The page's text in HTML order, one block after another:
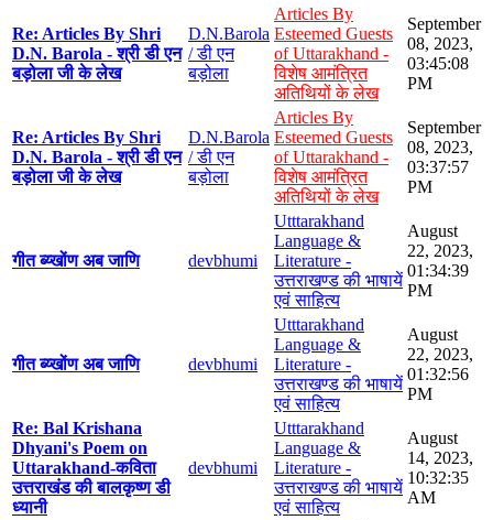
Re: Articles By Shri
D.N. Barola - श्री डी एन
बड़ोला जी के लेख
D.N.Barola
/ डी एन
बड़ोला
Articles By
Esteemed Guests
of Uttarakhand -
विशेष आमंत्रित
अतिथियों के लेख
September
08, 2023,
03:45:08
PM
Re: Articles By Shri
D.N. Barola - श्री डी एन
बड़ोला जी के लेख
D.N.Barola
/ डी एन
बड़ोला
Articles By
Esteemed Guests
of Uttarakhand -
विशेष आमंत्रित
अतिथियों के लेख
September
08, 2023,
03:37:57
PM
गीत ब्य्खोंण अब जाणि devbhumi
Utttarakhand
Language &
Literature -
उत्तराखण्ड की भाषायें
एवं साहित्य
August
22, 2023,
01:34:39
PM
गीत ब्य्खोंण अब जाणि devbhumi
Utttarakhand
Language &
Literature -
उत्तराखण्ड की भाषायें
एवं साहित्य
August
22, 2023,
01:32:56
PM
Re: Bal Krishana
Dhyani's Poem on
Uttarakhand-कविता
उत्तराखंड की बालकृष्ण डी
ध्यानी
devbhumi
Utttarakhand
Language &
Literature -
उत्तराखण्ड की भाषायें
एवं साहित्य
August
14, 2023,
10:32:35
AM